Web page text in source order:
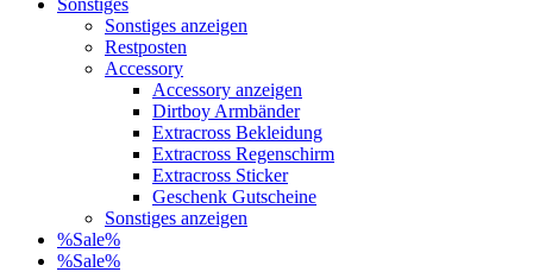
Sonstiges
Sonstiges anzeigen
Restposten
Accessory
Accessory anzeigen
Dirtboy Armbänder
Extracross Bekleidung
Extracross Regenschirm
Extracross Sticker
Geschenk Gutscheine
Sonstiges anzeigen
%Sale%
%Sale%